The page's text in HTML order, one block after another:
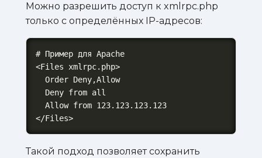
Можно разрешить доступ к xmlrpc.php
только с определённых IP-адресов:
# Пример для Apache
<Files xmlrpc.php>
</Files>
Такой подход позволяет сохранить